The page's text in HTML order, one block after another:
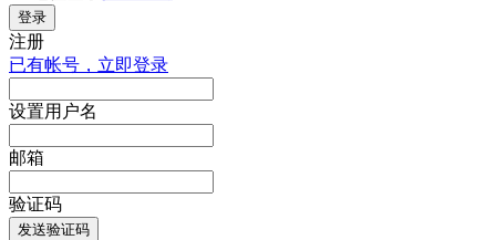
登录
注册
已有帐号，立即登录
设置用户名
邮箱
验证码
发送验证码